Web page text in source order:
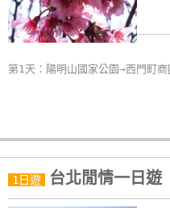
戶
客
單
Line
第1天：陽明山國家公園→西門町
1日遊 台北閒情一日遊